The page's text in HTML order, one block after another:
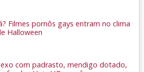
Filmes pornôs gays entram no clima
Halloween
com padrasto, mendigo dotado,